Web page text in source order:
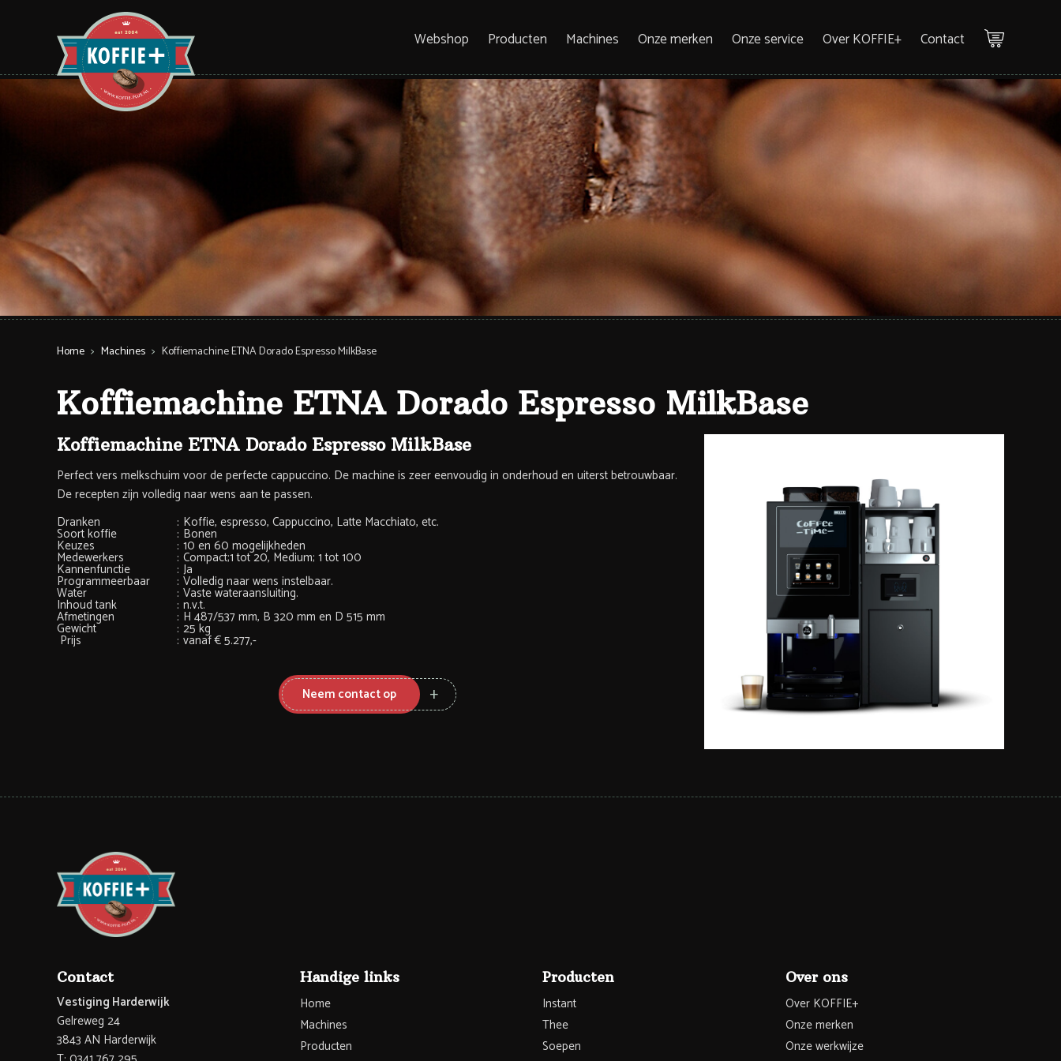
Webshop Producten Machines Onze merken Onze service Over KOFFIE+ Contact
Home > Machines > Koffiemachine ETNA Dorado Espresso MilkBase
Koffiemachine ETNA Dorado Espresso MilkBase
Koffiemachine ETNA Dorado Espresso MilkBase
Perfect vers melkschuim voor de perfecte cappuccino. De machine is zeer eenvoudig in onderhoud en uiterst betrouwbaar.
De recepten zijn volledig naar wens aan te passen.
Dranken
: Koffie, espresso, Cappuccino, Latte Macchiato, etc.
Soort koffie : Bonen
Keuzes : 10 en 60 mogelijkheden
Medewerkers : Compact;1 tot 20, Medium; 1 tot 100
Kannenfunctie : Ja
Programmeerbaar : Volledig naar wens instelbaar.
Water : Vaste wateraansluiting.
Inhoud tank : n.v.t.
Afmetingen : H 487/537 mm, B 320 mm en D 515 mm
Gewicht : 25 kg
Prijs : vanaf € 5.277,-
Neem contact op
Contact
Vestiging Harderwijk
Gelreweg 24
3843 AN Harderwijk
Handige links
Home
Machines
Producten
Producten
Instant
Thee
Soepen
Over ons
Over KOFFIE+
Onze merken
Onze werkwijze